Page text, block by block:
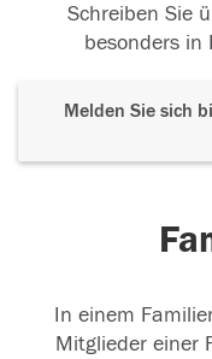
Schreiben Sie
besonders in
Melden Sie sich
In einem
Mitglieder einer